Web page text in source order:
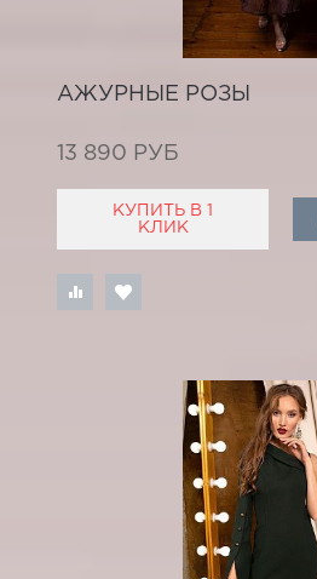
АЖУРНЫЕ РОЗЫ
13 890 РУБ
КУПИТЬ В 1
КЛИК